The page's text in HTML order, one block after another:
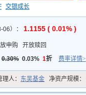
交银成长
06）： 1.1155 ( 0.01% )
申购
开放赎回
0.30% 0.03% 1折 费率详情>
理人： 东吴基金 净资产规模：